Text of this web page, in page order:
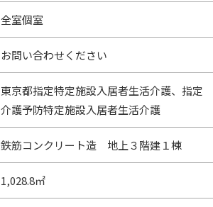
全室個室
お問い合わせください
東京都指定特定施設入居者生活介護、指定
介護予防特定施設入居者生活介護
鉄筋コンクリート造 地上３階建１棟
1,028.8㎡